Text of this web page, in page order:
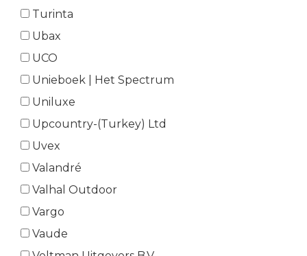
Turinta
Ubax
UCO
Unieboek | Het Spectrum
Uniluxe
Upcountry-(Turkey) Ltd
Uvex
Valandré
Valhal Outdoor
Vargo
Vaude